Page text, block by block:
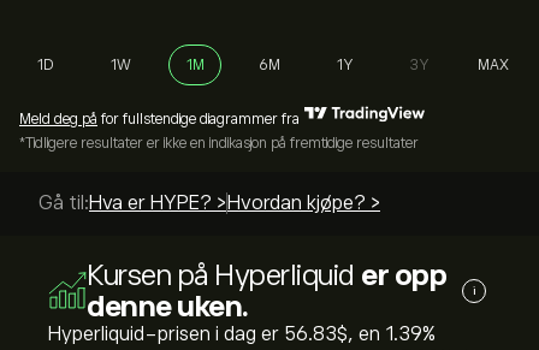
1D 1W 1M 6M 1Y 3Y MAX
Meld deg på for fullstendige diagrammer fra
*Tidligere resultater er ikke en indikasjon på fremtidige resultater
Gå til:Hva er HYPE? > Hvordan kjøpe? >
Kursen på Hyperliquid er opp
denne uken.
i
Hyperliquid-prisen i dag er 56.83‎$‎, en ‎1.39‎%